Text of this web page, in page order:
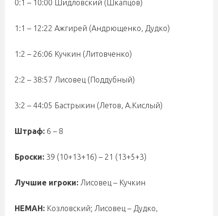
0:1 – 10:00 Шидловский (Шкапцов)
1:1 – 12:22 Ажгирей (Андрющенко, Дудко)
1:2 – 26:06 Кучкин (Литовченко)
2:2 – 38:57 Лисовец (Поддубный)
3:2 – 44:05 Бастрыкин (Летов, А.Кислый)
Штраф: 6 – 8
Броски: 39 (10+13+16) – 21 (13+5+3)
Лучшие игроки: Лисовец – Кучкин
НЕМАН: Козловский; Лисовец – Дудко,